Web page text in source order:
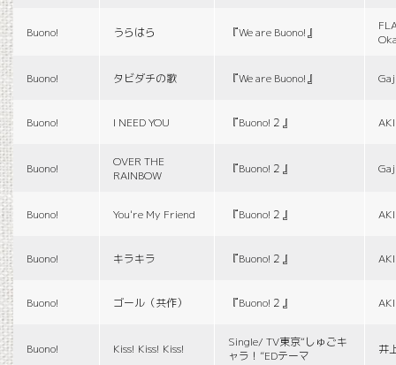
Buono! うらはら 『We are Buono!』
Buono! タビダチの歌 『We are Buono!』
Buono! I NEED YOU 『Buono!２』
Buono!
OVER THE
RAINBOW
『Buono!２』
Buono! You're My Friend 『Buono!２』
Buono! キラキラ 『Buono!２』
Buono! ゴール（共作） 『Buono!２』
Buono! Kiss! Kiss! Kiss!
Single/ TV東京“しゅごキ
ャラ！”EDテーマ
井